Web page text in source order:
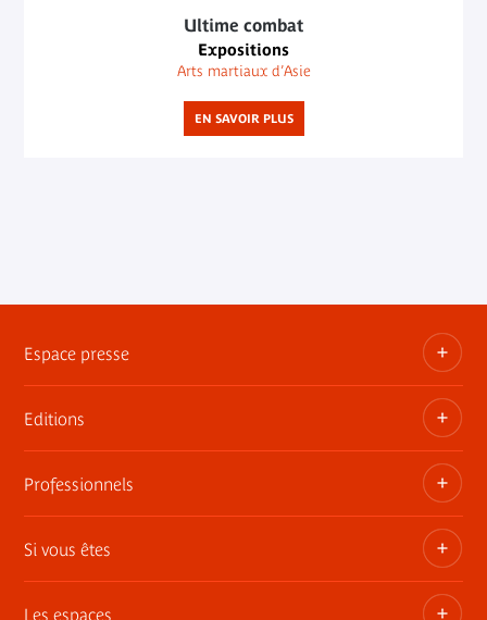
Ultime combat
Expositions
Arts martiaux d’Asie
EN SAVOIR PLUS
Espace presse
Dossiers, communiqués, bandes annonces
Contact presse
Editions
Les publications du musée
Professionnels
Privatisez les espaces
Si vous êtes
Les espaces